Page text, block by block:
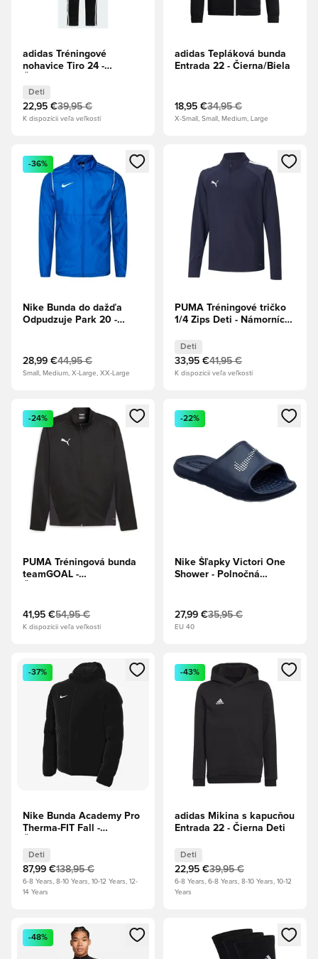
adidas Tréningové
nohavice Tiro 24 -
Deti
22,95 €39,95 €
K dispozícii veľa veľkostí
adidas Tepláková bunda
Entrada 22 - Čierna/Biela
18,95 €34,95 €
X-Small, Small, Medium, Large
Otvorí modál na prihlásenie alebo registráciu ako člen
-36%
Nike Bunda do dažďa
Odpudzuje Park 20 -
28,99 €44,95 €
Small, Medium, X-Large, XX-Large
Otvorí modál na prihlásenie
PUMA Tréningové tričko
1/4 Zips Deti - Námornícky
Deti
33,95 €41,95 €
K dispozícii veľa veľkostí
Otvorí modál na prihlásenie alebo registráciu ako člen
-24%
PUMA Tréningová bunda
teamGOAL -
41,95 €54,95 €
K dispozícii veľa veľkostí
Otvorí modál na prihlásenie
-22%
Nike Šľapky Victori One
Shower - Polnočná
27,99 €35,95 €
EU 40
Otvorí modál na prihlásenie alebo registráciu ako člen
-37%
Nike Bunda Academy Pro
Therma-FIT Fall -
Deti
87,99 €138,95 €
6-8 Years, 8-10 Years, 10-12 Years, 12-
14 Years
Otvorí modál na prihlásenie
-43%
adidas Mikina s kapucňou
Entrada 22 - Čierna Deti
Deti
22,95 €39,95 €
6-8 Years, 6-8 Years, 8-10 Years, 10-12
Years
Otvorí modál na prihlásenie alebo registráciu ako člen
-48%
Otvorí modál na prihlásenie